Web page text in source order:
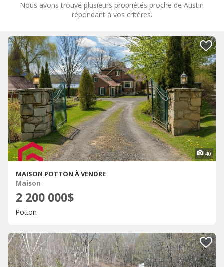
Nous avons trouvé plusieurs propriétés proche de Austin
répondant à vos critères.
40
MAISON POTTON À VENDRE
Maison
2 200 000$
Potton